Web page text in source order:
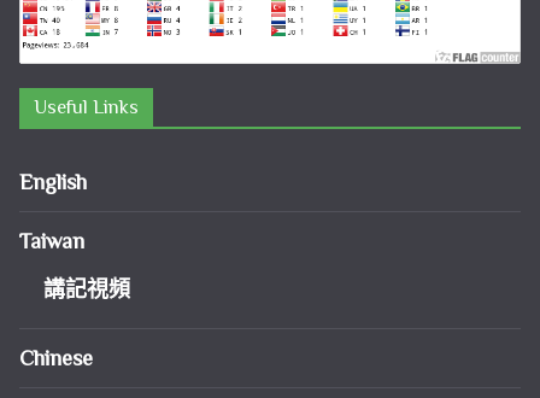
Useful Links
English
Taiwan
講記視頻
Chinese